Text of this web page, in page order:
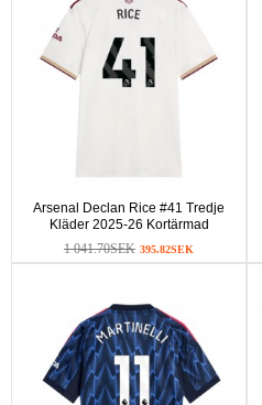
Arsenal Declan Rice #41 Tredje
Kläder 2025-26 Kortärmad
1 041.70SEK 395.82SEK